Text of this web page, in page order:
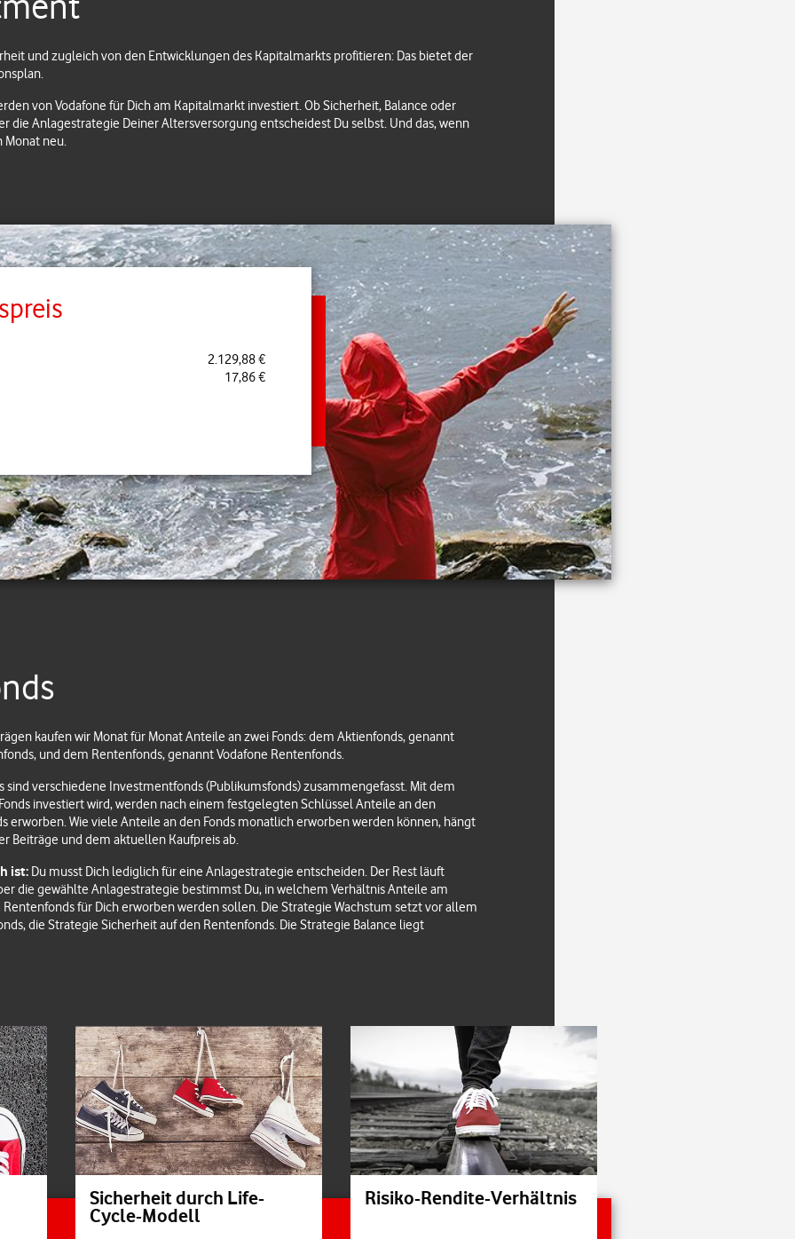
und zugleich von den Entwicklungen des Kapitalmarkts profitieren: Das bietet der
von Vodafone für Dich am Kapitalmarkt investiert. Ob Sicherheit, Balance oder
die Anlagestrategie Deiner Altersversorgung entscheidest Du selbst. Und das, wenn
Monat neu.
2.129,88 €
17,86 €
kaufen wir Monat für Monat Anteile an zwei Fonds: dem Aktienfonds, genannt
und dem Rentenfonds, genannt Vodafone Rentenfonds.
sind verschiedene Investmentfonds (Publikumsfonds) zusammengefasst. Mit dem
investiert wird, werden nach einem festgelegten Schlüssel Anteile an den
erworben. Wie viele Anteile an den Fonds monatlich erworben werden können, hängt
Beiträge und dem aktuellen Kaufpreis ab.
ist: Du musst Dich lediglich für eine Anlagestrategie entscheiden. Der Rest läuft
die gewählte Anlagestrategie bestimmst Du, in welchem Verhältnis Anteile am
Rentenfonds für Dich erworben werden sollen. Die Strategie Wachstum setzt vor allem
die Strategie Sicherheit auf den Rentenfonds. Die Strategie Balance liegt
Sicherheit durch Life-
Cycle-Modell
Risiko-Rendite-Verhältnis